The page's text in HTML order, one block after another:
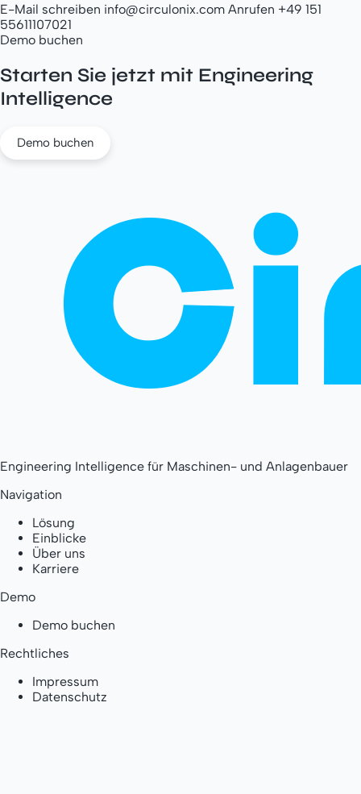
E-Mail schreiben info@circulonix.com Anrufen +49 151
55611107021
Demo buchen
Starten Sie jetzt mit Engineering
Intelligence
Demo buchen
Engineering Intelligence für Maschinen- und Anlagenbauer
Navigation
Lösung
Einblicke
Über uns
Karriere
Demo
Demo buchen
Rechtliches
Impressum
Datenschutz